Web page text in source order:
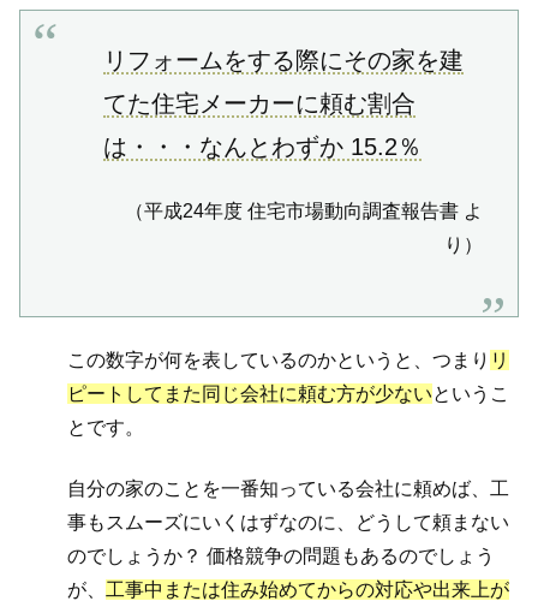
リフォームをする際にその家を建
てた住宅メーカーに頼む割合
は・・・なんとわずか 15.2％
（平成24年度 住宅市場動向調査報告書 よ
り）
この数字が何を表しているのかというと、つまり リ
ピートしてまた同じ会社に頼む方が少ないというこ
とです。
自分の家のことを一番知っている会社に頼めば、工
事もスムーズにいくはずなのに、どうして頼まない
のでしょうか？ 価格競争の問題もあるのでしょう
が、 工事中または住み始めてからの対応や出来上が